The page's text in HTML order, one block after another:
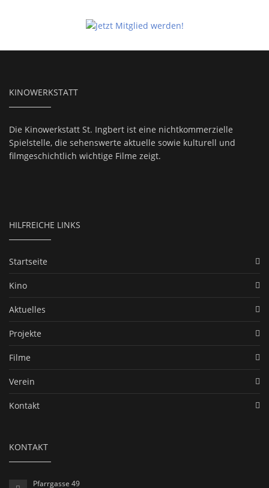
KINOWERKSTATT
Die Kinowerkstatt St. Ingbert ist eine nichtkommerzielle
Spielstelle, die sehenswerte aktuelle sowie kulturell und
filmgeschichtlich wichtige Filme zeigt.
HILFREICHE LINKS
Startseite
Kino
Aktuelles
Projekte
Filme
Verein
Kontakt
KONTAKT
Pfarrgasse 49